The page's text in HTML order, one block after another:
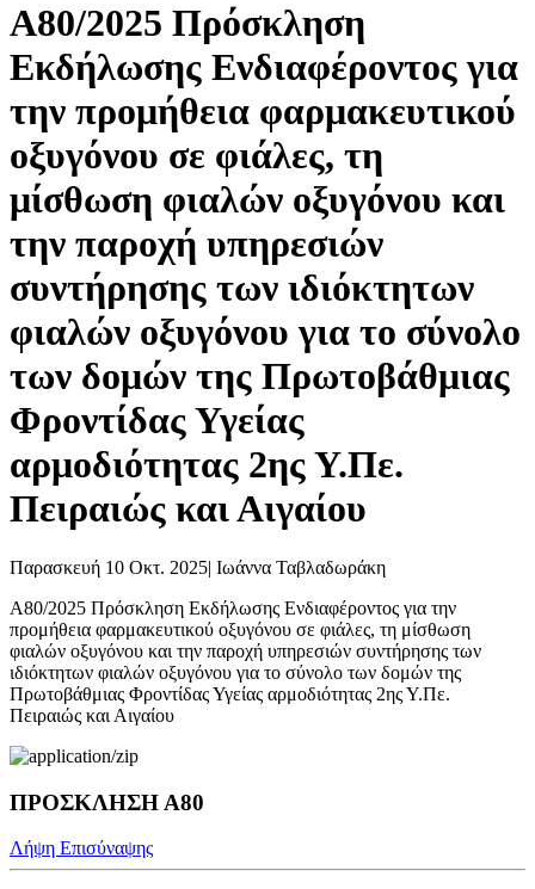
Α80/2025 Πρόσκληση
Εκδήλωσης Ενδιαφέροντος για
την προμήθεια φαρμακευτικού
οξυγόνου σε φιάλες, τη
μίσθωση φιαλών οξυγόνου και
την παροχή υπηρεσιών
συντήρησης των ιδιόκτητων
φιαλών οξυγόνου για το σύνολο
των δομών της Πρωτοβάθμιας
Φροντίδας Υγείας
αρμοδιότητας 2ης Υ.Πε.
Πειραιώς και Αιγαίου
Παρασκευή 10 Οκτ. 2025| Ιωάννα Ταβλαδωράκη
Α80/2025 Πρόσκληση Εκδήλωσης Ενδιαφέροντος για την
προμήθεια φαρμακευτικού οξυγόνου σε φιάλες, τη μίσθωση
φιαλών οξυγόνου και την παροχή υπηρεσιών συντήρησης των
ιδιόκτητων φιαλών οξυγόνου για το σύνολο των δομών της
Πρωτοβάθμιας Φροντίδας Υγείας αρμοδιότητας 2ης Υ.Πε.
Πειραιώς και Αιγαίου
ΠΡΟΣΚΛΗΣΗ Α80
Λήψη Επισύναψης